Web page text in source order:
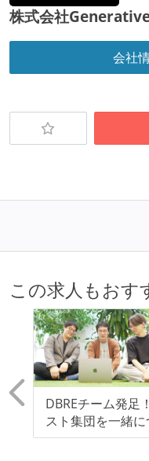
技術面接がある（
職業安定法に対応
給与形態：年俸制
主な休暇：年末年
試用期間：あり（
受動喫煙防止措置
置）
株式会社
会社
この求人もおす
DBREチーム発足
スト集団を一緒